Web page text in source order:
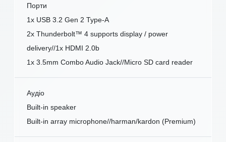
Порти
1x USB 3.2 Gen 2 Type-A
2x Thunderbolt™ 4 supports display / power
delivery//1x HDMI 2.0b
1x 3.5mm Combo Audio Jack//Micro SD card reader
Аудіо
Built-in speaker
Built-in array microphone//harman/kardon (Premium)